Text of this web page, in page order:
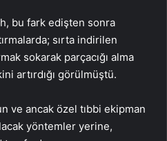
bu fark edişten sonra
sırta indirilen
sokarak parçacığı alma
artırdığı görülmüştü.
ve ancak özel tıbbi ekipman
yöntemler yerine,